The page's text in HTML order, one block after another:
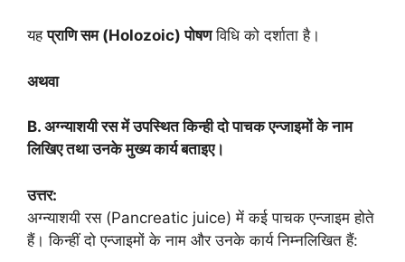
यहप्राणि सम (Holozoic) पोषणविधि को दर्शाता है।
अथवा
B. अग्न्याशयी रस में उपस्थित किन्ही दो पाचक एन्जाइमों के नाम
लिखिए तथा उनके मुख्य कार्य बताइए।
उत्तर:
अग्न्याशयी रस (Pancreatic juice) में कई पाचक एन्जाइम होते
हैं। किन्हीं दो एन्जाइमों के नाम और उनके कार्य निम्नलिखित हैं: